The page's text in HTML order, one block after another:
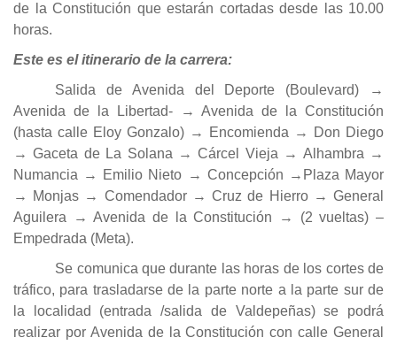
de la Constitución que estarán cortadas desde las 10.00
horas.
Este es el itinerario de la carrera:
Salida de Avenida del Deporte (Boulevard) →
Avenida de la Libertad- → Avenida de la Constitución
(hasta calle Eloy Gonzalo) → Encomienda → Don Diego
→ Gaceta de La Solana → Cárcel Vieja → Alhambra →
Numancia → Emilio Nieto → Concepción →Plaza Mayor
→ Monjas → Comendador → Cruz de Hierro → General
Aguilera → Avenida de la Constitución → (2 vueltas) –
Empedrada (Meta).
Se comunica que durante las horas de los cortes de
tráfico, para trasladarse de la parte norte a la parte sur de
la localidad (entrada /salida de Valdepeñas) se podrá
realizar por Avenida de la Constitución con calle General